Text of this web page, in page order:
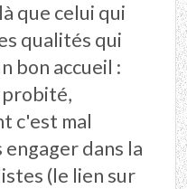
que celui qui
qualités qui
bon accueil :
probité,
c'est mal
dans la
(le lien sur